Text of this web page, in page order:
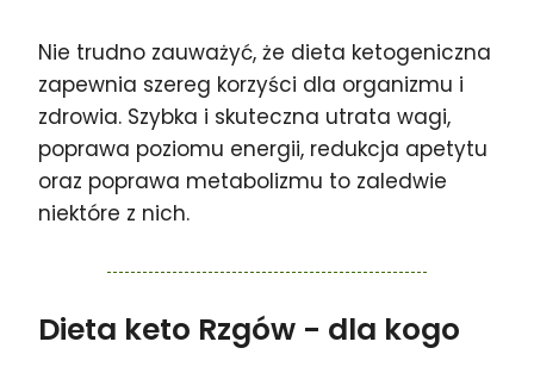
Nie trudno zauważyć, że dieta ketogeniczna
zapewnia szereg korzyści dla organizmu i
zdrowia. Szybka i skuteczna utrata wagi,
poprawa poziomu energii, redukcja apetytu
oraz poprawa metabolizmu to zaledwie
niektóre z nich.
Dieta keto Rzgów - dla kogo